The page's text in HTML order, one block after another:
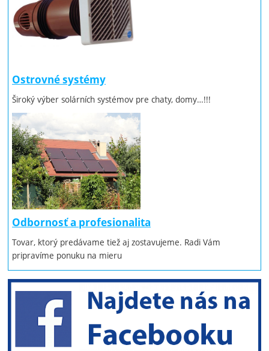
Ostrovné systémy
Široký výber solárních systémov pre chaty, domy…!!!
Odbornosť a profesionalita
Tovar, ktorý predávame tiež aj zostavujeme. Radi Vám
pripravíme ponuku na mieru